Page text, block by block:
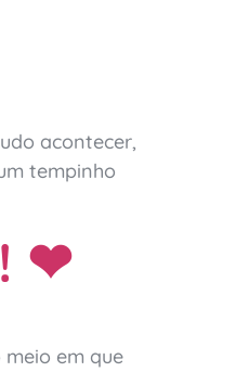
acontecer,
tempinho
❤
em que